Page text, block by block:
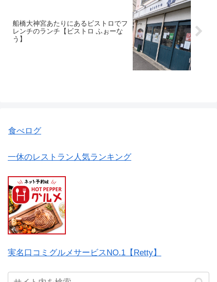
船橋大神宮あたりにあるビストロでフ
レンチのランチ【ビストロ ふぉーな
う】
食べログ
一休のレストラン人気ランキング
実名口コミグルメサービスNO.1【Retty】